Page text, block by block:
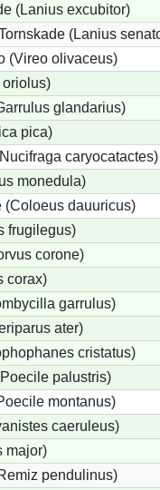
(Lanius excubitor)
(Lanius
(Vireo olivaceus)
oriolus)
glandarius)
pica)
caryocatactes)
monedula)
(Coloeus dauuricus)
frugilegus)
corone)
corax)
garrulus)
ater)
cristatus)
palustris)
montanus)
caeruleus)
major)
pendulinus)